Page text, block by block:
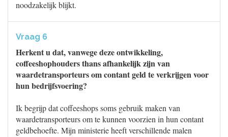
noodzakelijk blijkt.
Vraag 6
Herkent u dat, vanwege deze ontwikkeling,
coffeeshophouders thans afhankelijk zijn van
waardetransporteurs om contant geld te verkrijgen voor
hun bedrijfsvoering?
Ik begrijp dat coffeeshops soms gebruik maken van
waardetransporteurs om te kunnen voorzien in hun contant
geldbehoefte. Mijn ministerie heeft verschillende malen